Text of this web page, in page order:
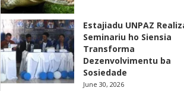
Estajiadu UNPAZ
Seminariu ho Siensia
Transforma
Dezenvolvimentu ba
Sosiedade
June 30, 2026